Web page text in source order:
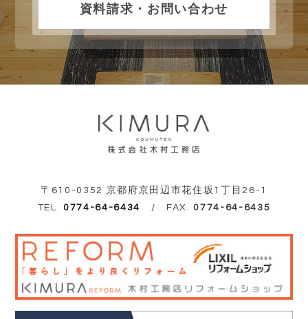
資料請求・お問い合わせ
〒610-0352 京都府京田辺市花住坂1丁目26-1
TEL. 0774-64-6434 / FAX. 0774-64-6435